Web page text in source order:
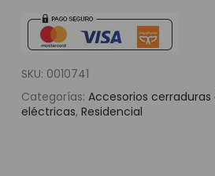
SKU: 0010741
Categorías: Accesorios cerraduras
eléctricas, Residencial